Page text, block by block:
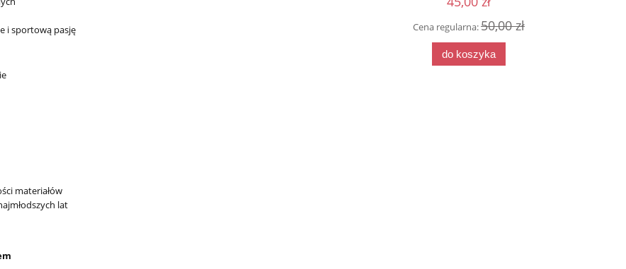
i sportową pasję
materiałów
lat
Cena regularna:50,00 zł
do koszyka